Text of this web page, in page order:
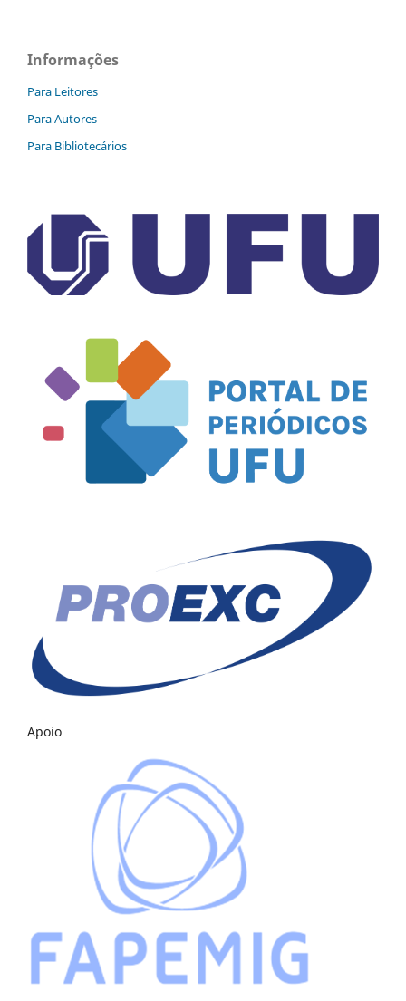
Informações
Para Leitores
Para Autores
Para Bibliotecários
Apoio